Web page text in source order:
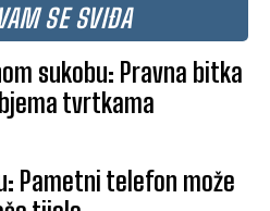
SE SVIĐA
sukobu: Pravna bitka
tvrtkama
Pametni telefon može